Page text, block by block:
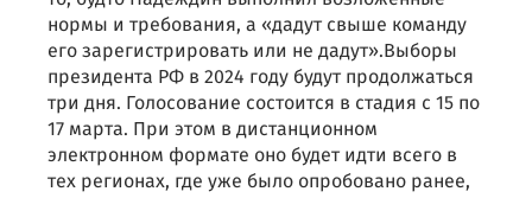
нормы и требования, а «дадут свыше команду
его зарегистрировать или не дадут».Выборы
президента РФ в 2024 году будут продолжаться
три дня. Голосование состоится в стадия с 15 по
17 марта. При этом в дистанционном
электронном формате оно будет идти всего в
тех регионах, где уже было опробовано ранее,